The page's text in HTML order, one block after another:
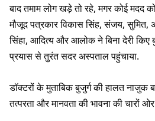
बाद तमाम लोग खड़े तो रहे, मगर कोई मदद
मौजूद पत्रकार विकास सिंह, संजय, सुमित,
सिंहा, आदित्य और आलोक ने बिना देरी किए
प्रयास से तुरंत सदर अस्पताल पहुंचाया.
डॉक्टरों के मुताबिक बुजुर्ग की हालत नाजुक
तत्परता और मानवता की भावना की चारों ओर